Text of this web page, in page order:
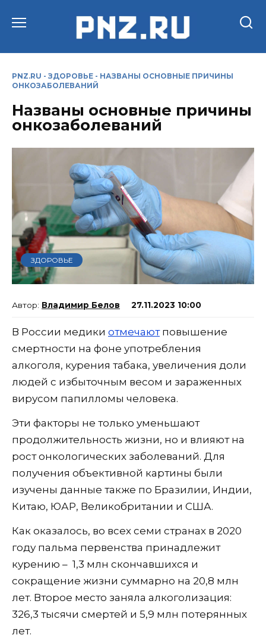
PNZ.RU - ЗДОРОВЬЕ - НАЗВАНЫ ОСНОВНЫЕ ПРИЧИНЫ
ОНКОЗАБОЛЕВАНИЙ
Названы основные причины
онкозаболеваний
ЗДОРОВЬЕ
Владимир Белов 27.11.2023 10:00
В России медики отмечаютповышение
смертности на фоне употребления
алкоголя, курения табака, увеличения доли
людей с избыточным весом и зараженных
вирусом папилломы человека.
Эти факторы не только уменьшают
продолжительность жизни, но и влияют на
рост онкологических заболеваний. Для
получения объективной картины были
изучены данные также по Бразилии, Индии,
Китаю, ЮАР, Великобритании и США.
Как оказалось, во всех семи странах в 2020
году пальма первенства принадлежит
курению – 1,3 млн скончавшихся и
сокращение жизни суммарно на 20,8 млн
лет. Второе место заняла алкоголизация:
326,3 тысячи смертей и 5,9 млн потерянных
лет.